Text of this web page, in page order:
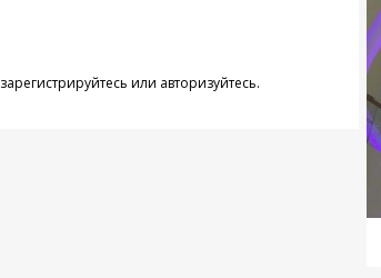
зарегистрируйтесь или авторизуйтесь.